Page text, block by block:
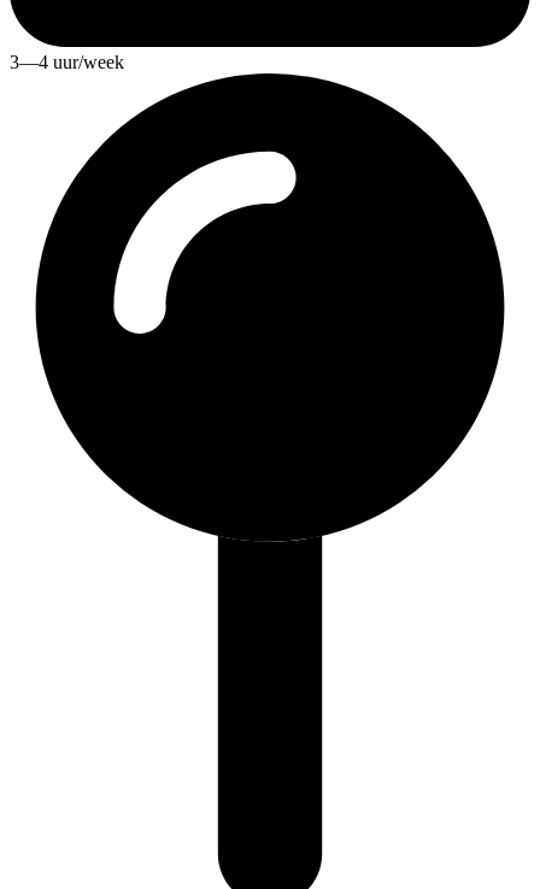
3—4 uur/week